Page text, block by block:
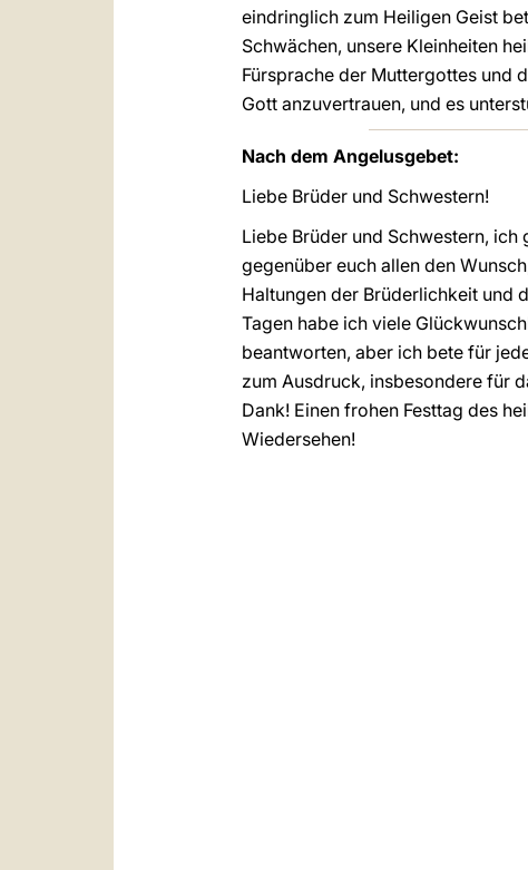
eindringlich zum Heiligen Geist
Schwächen, unsere Kleinheiten
Fürsprache der Muttergottes und
Gott anzuvertrauen, und es
Nach dem Angelusgebet:
Liebe Brüder und Schwestern!
Liebe Brüder und Schwestern, ich
gegenüber euch allen den
Haltungen der Brüderlichkeit und
Tagen habe ich viele
beantworten, aber ich bete für
zum Ausdruck, insbesondere für
Dank! Einen frohen Festtag des
Wiedersehen!